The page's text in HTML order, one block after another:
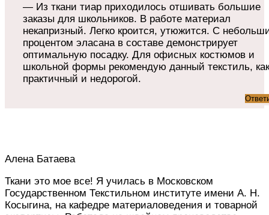
— Из ткани тиар приходилось отшивать большие
заказы для школьников. В работе материал
некапризный. Легко кроится, утюжится. С
процентом эласана в составе демонстрирует
оптимальную посадку. Для офисных костюмов и
школьной формы рекомендую данный текстиль, как
практичный и недорогой.
Алена Батаева
Ткани это мое все! Я училась в Московском
Государственном Текстильном институте имени А. Н.
Косыгина, на кафедре материаловедения и товарной